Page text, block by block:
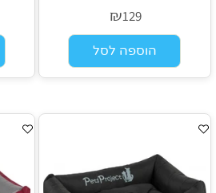
₪129
הוספה לסל